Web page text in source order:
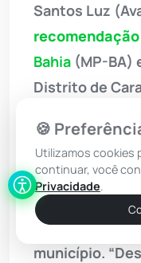
Santos Luz
Bahia (MP-BA)
Distrito de
Em entrevista
ao Programa
gestor
o evento,
festa
município.
🍪
Utilizamos cookies
continuar, você
Privacidade.